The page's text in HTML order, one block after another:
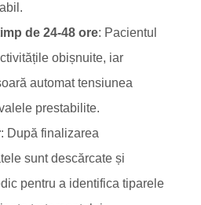
de 24-48 ore: Pacientul
obișnuite, iar
automat tensiunea
prestabilite.
: După finalizarea
sunt descărcate și
pentru a identifica tiparele